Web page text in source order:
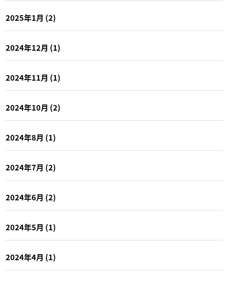
2025年1月 (2)
2024年12月 (1)
2024年11月 (1)
2024年10月 (2)
2024年8月 (1)
2024年7月 (2)
2024年6月 (2)
2024年5月 (1)
2024年4月 (1)